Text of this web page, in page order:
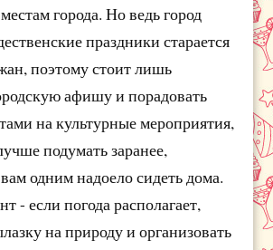
города. Но ведь город
праздники старается
поэтому стоит лишь
афишу и порадовать
на культурные мероприятия,
подумать заранее,
одним надоело сидеть дома.
- если погода располагает,
на природу и организовать